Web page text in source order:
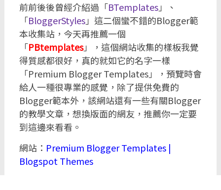
前前後後曾經介紹過「BTemplates」、
「BloggerStyles」這二個蠻不錯的Blogger範
本收集站，今天再推薦一個
「PBtemplates」，這個網站收集的樣板我覺
得質感都很好，真的就如它的名字一樣
「Premium Blogger Templates」，預覽時會
給人一種很專業的感覺，除了提供免費的
Blogger範本外，該網站還有一些有關Blogger
的教學文章，想換版面的網友，推薦你一定要
到這邊來看看。
網站： Premium Blogger Templates |
Blogspot Themes